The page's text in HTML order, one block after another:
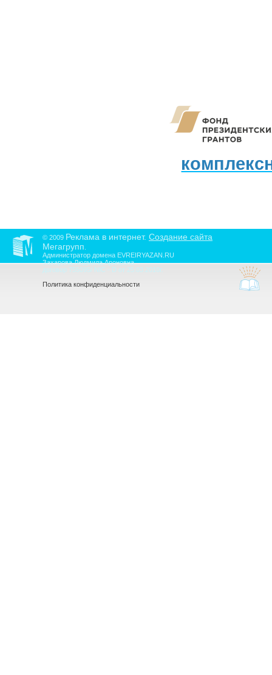
© 2009 Реклама в интернет. Создание сайта
Мегагрупп
Администратор домена EVREIRYAZAN.RU
Захарова Людмила Ароновна
договор 755095/ NIC - D от 25.03.2010г.
Политика конфиденциальности